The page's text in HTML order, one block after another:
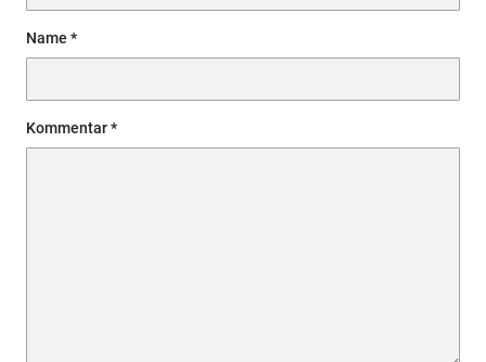
Name
Kommentar